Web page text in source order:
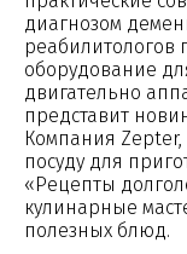
диагнозом
реабилитологов
оборудование
двигательно
представит
Компания
посуду для
«Рецепты
кулинарные
полезных блюд.